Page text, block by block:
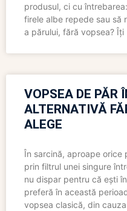
produsul, ci cu
firele albe repede sau să
a părului, fără vopsea? Îți
VOPSEA DE PĂR
ALTERNATIVĂ
ALEGE
În sarcină, aproape orice
prin filtrul unei singure
nu dispar pentru că ești
preferă în această
vopsea clasică, din